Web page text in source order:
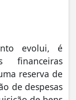
evolui, é
financeiras
reserva de
de despesas